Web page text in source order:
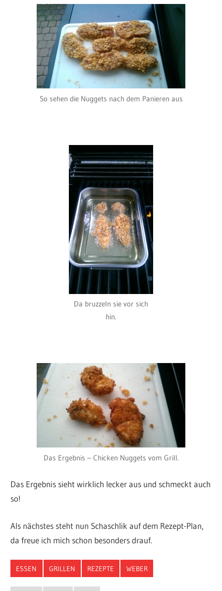
So sehen die Nuggets nach dem Panieren aus
Da bruzzeln sie vor sich
hin.
Das Ergebnis – Chicken Nuggets vom Grill.
Das Ergebnis sieht wirklich lecker aus und schmeckt auch
so!
Als nächstes steht nun Schaschlik auf dem Rezept-Plan,
da freue ich mich schon besonders drauf.
ESSEN GRILLEN REZEPTE WEBER